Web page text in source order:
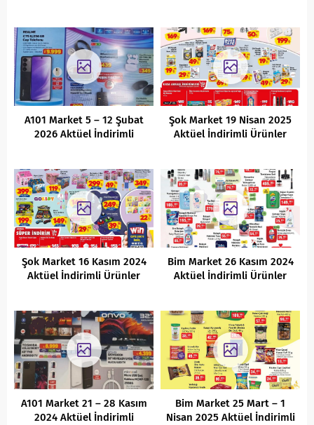
A101 Market 5 – 12 Şubat
2026 Aktüel İndirimli
Şok Market 19 Nisan 2025
Aktüel İndirimli Ürünler
Şok Market 16 Kasım 2024
Aktüel İndirimli Ürünler
Bim Market 26 Kasım 2024
Aktüel İndirimli Ürünler
A101 Market 21 – 28 Kasım
2024 Aktüel İndirimli
Bim Market 25 Mart – 1
Nisan 2025 Aktüel İndirimli